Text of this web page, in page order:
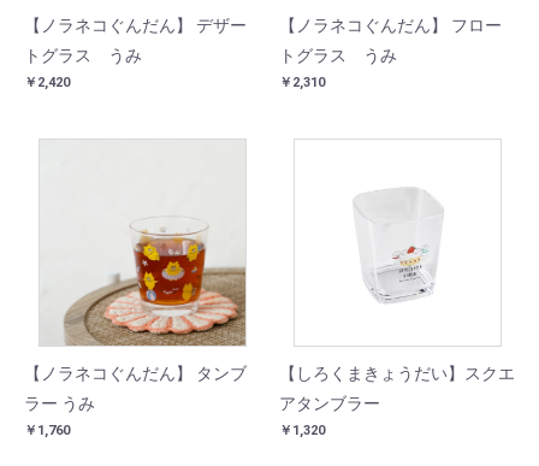
【ノラネコぐんだん】 デザー
トグラス うみ
￥2,420
【ノラネコぐんだん】 フロー
トグラス うみ
￥2,310
【ノラネコぐんだん】 タンブ
ラー うみ
￥1,760
【しろくまきょうだい】スクエ
アタンブラー
￥1,320